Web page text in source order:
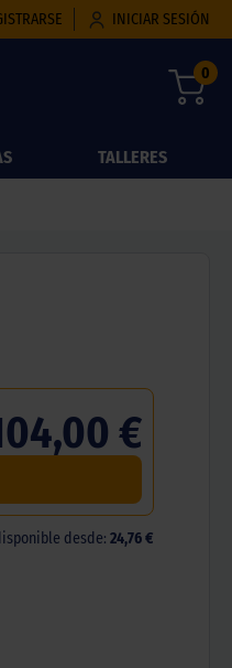
INICIAR SESIÓN
0
TALLERES
€
desde: 24,76 €